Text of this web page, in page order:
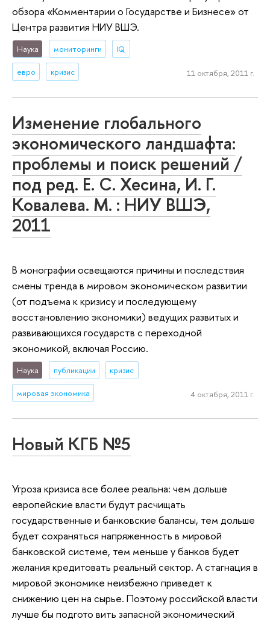
обзора «Комментарии о Государстве и Бизнесе» от
Центра развития НИУ ВШЭ.
Наука мониторинги IQ
евро кризис 11 октября, 2011 г.
Изменение глобального
экономического ландшафта:
проблемы и поиск решений /
под ред. Е. С. Хесина, И. Г.
Ковалева. М. : НИУ ВШЭ,
2011
В монографии освещаются причины и последствия
смены тренда в мировом экономическом развитии
(от подъема к кризису и последующему
восстановлению экономики) ведущих развитых и
развивающихся государств с переходной
экономикой, включая Россию.
Наука публикации кризис
мировая экономика 4 октября, 2011 г.
Новый КГБ №5
Угроза кризиса все более реальна: чем дольше
европейские власти будут расчищать
государственные и банковские балансы, тем дольше
будет сохраняться напряженность в мировой
банковской системе, тем меньше у банков будет
желания кредитовать реальный сектор. А стагнация в
мировой экономике неизбежно приведет к
снижению цен на сырье. Поэтому российской власти
лучше бы подгото вить запасной экономический